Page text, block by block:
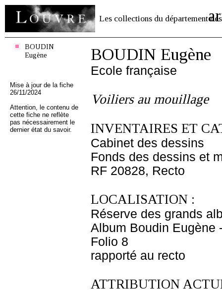
Les collections du département des
BOUDIN
Eugène
Mise à jour de la fiche
26/11/2024
Attention, le contenu de
cette fiche ne reflète
pas nécessairement le
dernier état du savoir.
BOUDIN Eugène
Ecole française
Voiliers au mouillage
INVENTAIRES ET
Cabinet des dessins
Fonds des dessins et
RF 20828, Recto
LOCALISATION :
Réserve des grands
Album Boudin Eugène
Folio 8
rapporté au recto
ATTRIBUTION